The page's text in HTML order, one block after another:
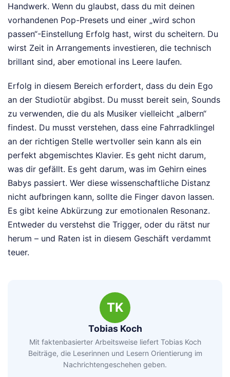
Handwerk. Wenn du glaubst, dass du mit deinen
vorhandenen Pop-Presets und einer „wird schon
passen“-Einstellung Erfolg hast, wirst du scheitern. Du
wirst Zeit in Arrangements investieren, die technisch
brillant sind, aber emotional ins Leere laufen.
Erfolg in diesem Bereich erfordert, dass du dein Ego
an der Studiotür abgibst. Du musst bereit sein, Sounds
zu verwenden, die du als Musiker vielleicht „albern“
findest. Du musst verstehen, dass eine Fahrradklingel
an der richtigen Stelle wertvoller sein kann als ein
perfekt abgemischtes Klavier. Es geht nicht darum,
was dir gefällt. Es geht darum, was im Gehirn eines
Babys passiert. Wer diese wissenschaftliche Distanz
nicht aufbringen kann, sollte die Finger davon lassen.
Es gibt keine Abkürzung zur emotionalen Resonanz.
Entweder du verstehst die Trigger, oder du rätst nur
herum – und Raten ist in diesem Geschäft verdammt
teuer.
TK
Tobias Koch
Mit faktenbasierter Arbeitsweise liefert Tobias Koch
Beiträge, die Leserinnen und Lesern Orientierung im
Nachrichtengeschehen geben.